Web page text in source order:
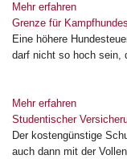
Mehr erfahren
Grenze für
Eine höhere
darf nicht so hoch sein,
Mehr erfahren
Studentischer
Der kostengünstige
auch dann mit der